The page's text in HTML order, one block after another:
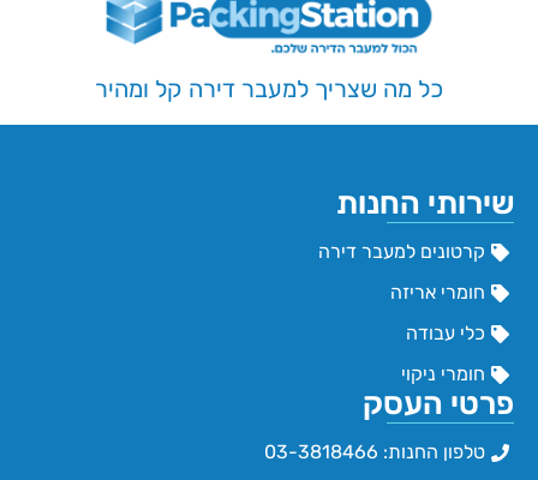
כל מה שצריך למעבר דירה קל ומהיר
שירותי החנות
קרטונים למעבר דירה
חומרי אריזה
כלי עבודה
חומרי ניקוי
פרטי העסק
טלפון החנות: 03-3818466